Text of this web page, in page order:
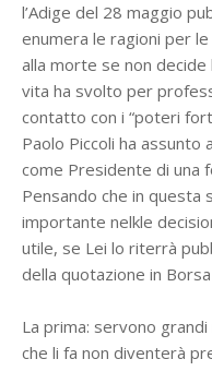
l’Adige del 28 maggio
enumera le ragioni per
alla morte se non decide
vita ha svolto per
contatto con i “poteri
Paolo Piccoli ha assunto
come Presidente di una
Pensando che in questa
importante nelkle
utile, se Lei lo riterrà
della quotazione in
La prima: servono
che li fa non diventerà